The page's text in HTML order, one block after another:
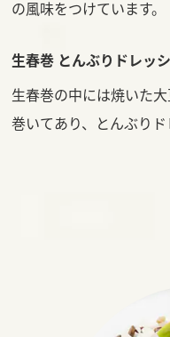
の風味をつけています。
生春巻 とんぶりドレッ
生春巻の中には焼いた
巻いてあり、とんぶりド